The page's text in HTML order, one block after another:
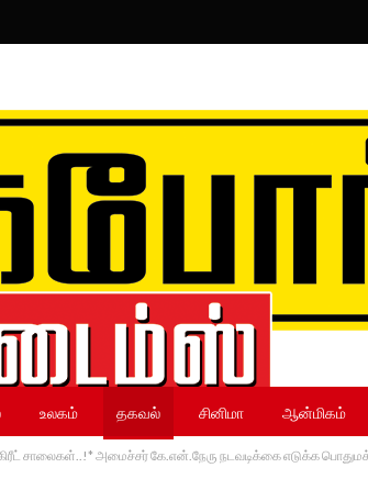
உலகம் தகவல் சினிமா ஆன்மிகம்
சாலைகள்..!* அமைச்சர் கே.என்.நேரு நடவடிக்கை எடுக்க